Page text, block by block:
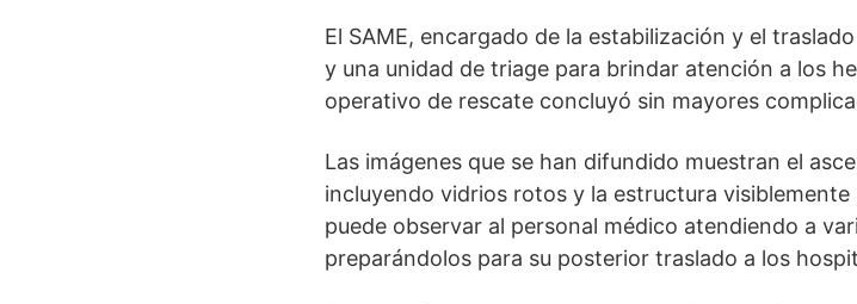
El SAME, encargado de la estabilización y el
y una unidad de triage para brindar atención a los
operativo de rescate concluyó sin mayores
Las imágenes que se han difundido muestran el
incluyendo vidrios rotos y la estructura
puede observar al personal médico atendiendo a
preparándolos para su posterior traslado a los